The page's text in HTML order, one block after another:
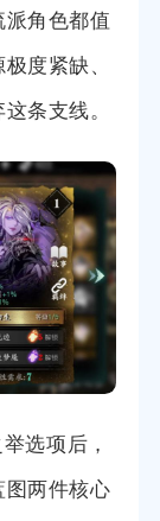
角色都值
度紧缺、
条支线。
选项后，
图两件核心